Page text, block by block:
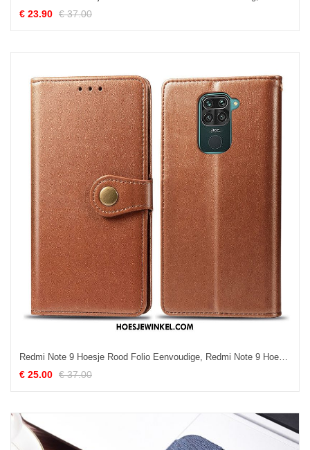
€ 23.90 € 37.00
Redmi Note 9 Hoesje Rood Folio Eenvoudige, Redmi Note 9 Hoesje Effen Kleur Leren Etui Braun Beige
€ 25.00 € 37.00